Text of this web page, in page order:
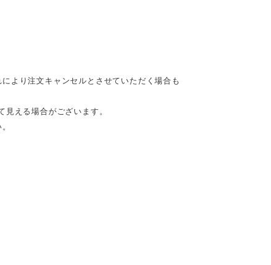
より注文キャンセルとさせていただく場合も
える場合がございます。